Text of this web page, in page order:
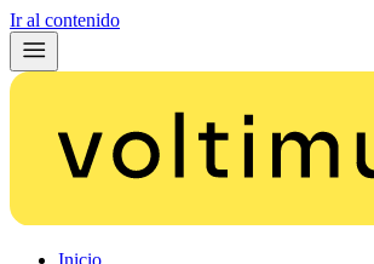
Ir al contenido
Inicio